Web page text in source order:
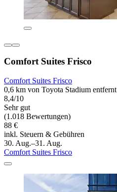
Comfort Suites Frisco
Comfort Suites Frisco
0,6 km von Toyota Stadium entfernt
8,4/10
Sehr gut
(1.018 Bewertungen)
88 €
inkl. Steuern & Gebühren
30. Aug.–31. Aug.
Comfort Suites Frisco